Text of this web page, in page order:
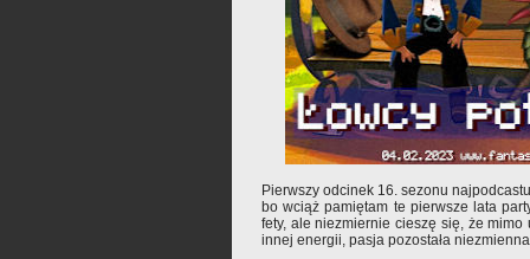
Pierwszy odcinek 16. sezonu
bo wciąż pamiętam te pierwsze lata
fety, ale niezmiernie cieszę się, że mimo
innej energii, pasja pozostała